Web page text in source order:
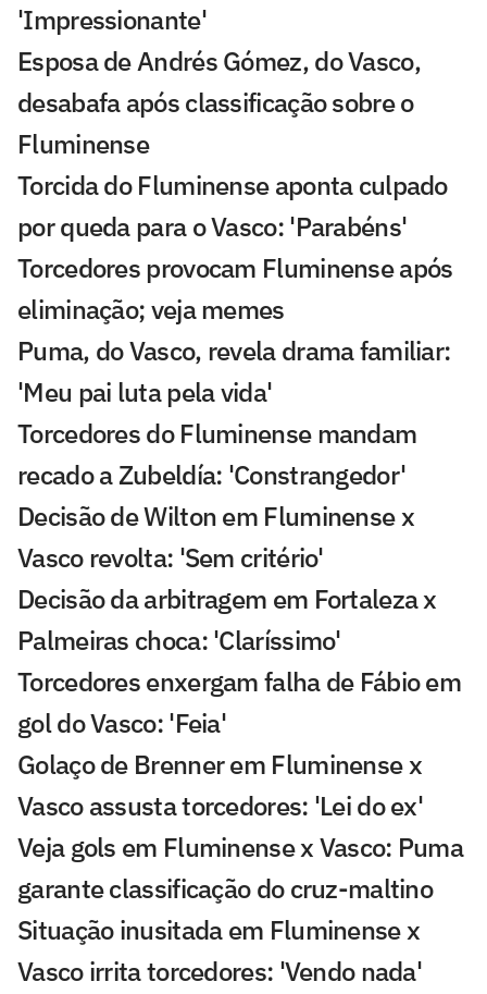
'Impressionante'
Esposa de Andrés Gómez, do Vasco,
desabafa após classificação sobre o
Fluminense
Torcida do Fluminense aponta culpado
por queda para o Vasco: 'Parabéns'
Torcedores provocam Fluminense após
eliminação; veja memes
Puma, do Vasco, revela drama familiar:
'Meu pai luta pela vida'
Torcedores do Fluminense mandam
recado a Zubeldía: 'Constrangedor'
Decisão de Wilton em Fluminense x
Vasco revolta: 'Sem critério'
Decisão da arbitragem em Fortaleza x
Palmeiras choca: 'Claríssimo'
Torcedores enxergam falha de Fábio em
gol do Vasco: 'Feia'
Golaço de Brenner em Fluminense x
Vasco assusta torcedores: 'Lei do ex'
Veja gols em Fluminense x Vasco: Puma
garante classificação do cruz-maltino
Situação inusitada em Fluminense x
Vasco irrita torcedores: 'Vendo nada'